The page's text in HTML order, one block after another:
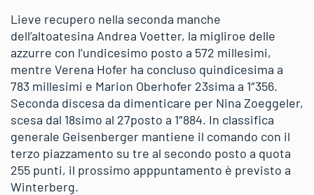
Lieve recupero nella seconda manche
dell’altoatesina Andrea Voetter, la migliroe delle
azzurre con l’undicesimo posto a 572 millesimi,
mentre Verena Hofer ha concluso quindicesima a
783 millesimi e Marion Oberhofer 23sima a 1″356.
Seconda discesa da dimenticare per Nina Zoeggeler,
scesa dal 18simo al 27posto a 1″884. In classifica
generale Geisenberger mantiene il comando con il
terzo piazzamento su tre al secondo posto a quota
255 punti, il prossimo apppuntamento è previsto a
Winterberg.